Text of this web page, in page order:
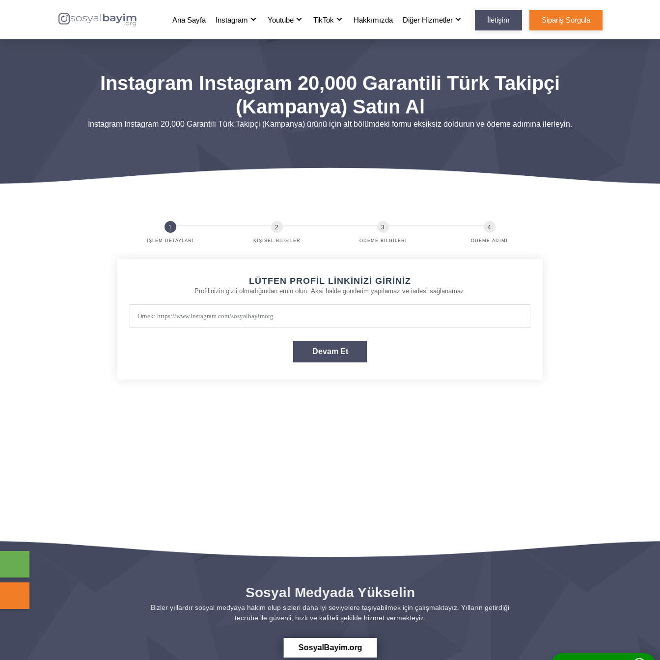
Ana Sayfa Instagram Youtube TikTok Hakkımızda Diğer Hizmetler İletişim Sipariş Sorgula
Instagram Instagram 20,000 Garantili Türk Takipçi
(Kampanya) Satın Al
Instagram Instagram 20,000 Garantili Türk Takipçi (Kampanya) ürünü için alt bölümdeki formu eksiksiz doldurun ve ödeme adımına ilerleyin.
İŞLEM DETAYLARI KIŞISEL BILGILER ÖDEME BILGILERI ÖDEME ADIMI
LÜTFEN PROFIL LINKINIZI GIRINIZ
Profilinizin gizli olmadığından emin olun. Aksi halde gönderim yapılamaz ve iadesi sağlanamaz.
Devam Et
Sosyal Medyada Yükselin
Bizler yıllardır sosyal medyaya hakim olup sizleri daha iyi seviyelere taşıyabilmek için çalışmaktayız. Yılların getirdiği
tecrübe ile güvenli, hızlı ve kaliteli şekilde hizmet vermekteyiz.
SosyalBayim.org